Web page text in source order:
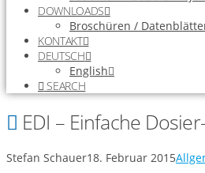
DOWNLOADS
Broschüren /
KONTAKT
DEUTSCH
English
SEARCH
EDI – Einfache
Stefan Schauer18. Februar 2015